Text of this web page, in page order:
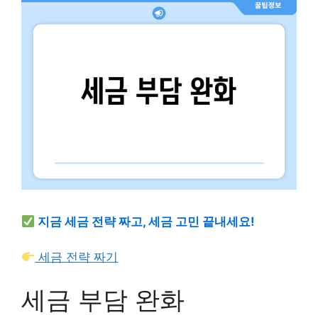
지금 세금 전략 짜고, 세금 고민 끝내세요!
세금 전략 짜기
세금 부담 완화